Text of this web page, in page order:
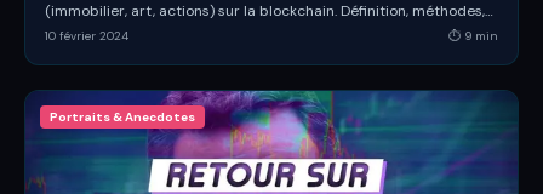
(immobilier, art, actions) sur la blockchain. Définition, méthodes,
chiffres 2026 et risques.
10 février 2024 ⏱ 9 min
Portraits & Anecdotes